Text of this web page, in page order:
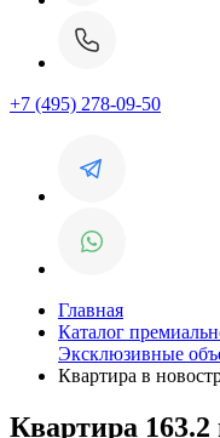
+7 (495) 278-09-50
Главная
Каталог
Эксклюзивные
Квартира в
Квартира